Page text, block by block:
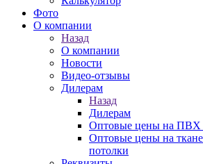
Фото
О компании
Назад
О компании
Новости
Видео-отзывы
Дилерам
Назад
Дилерам
Оптовые цены на ПВХ
Оптовые цены на
потолки